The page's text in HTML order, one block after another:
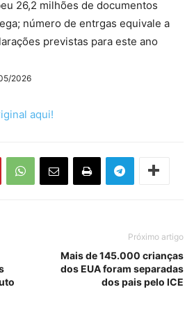
26,2 milhões de documentos
número de entrgas equivale a
previstas para este ano
2026
aqui!
Próximo artigo
Mais de 145.000 crianças
dos EUA foram separadas
dos pais pelo ICE